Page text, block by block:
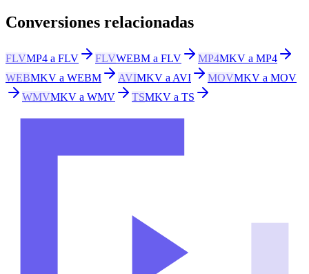
Conversiones relacionadas
FLVMP4 a FLV FLVWEBM a FLV MP4MKV a MP4
WEBMKV a WEBM AVIMKV a AVI MOVMKV a MOV
WMVMKV a WMV TSMKV a TS